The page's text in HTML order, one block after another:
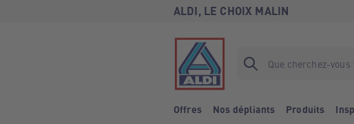
ALDI, LE CHOIX MALIN
Offres Nos dépliants Produits